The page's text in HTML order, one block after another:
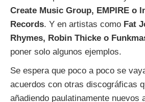
Create Music Group, EMPIRE o
Records. Y en artistas como Fat
Rhymes, Robin Thicke o
poner solo algunos ejemplos.
Se espera que poco a poco se
acuerdos con otras discográficas
añadiendo paulatinamente nuevos